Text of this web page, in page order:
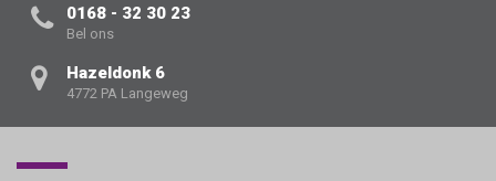
0168 - 32 30 23
Bel ons
Hazeldonk 6
4772 PA Langeweg